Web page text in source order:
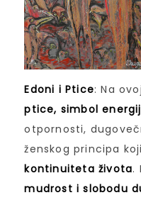
Edoni i Ptice: Na
ptice, simbol
otpornosti,
ženskog principa
kontinuiteta života.
mudrost i slobodu